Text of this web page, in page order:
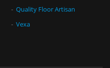
Quality Floor Artisan
Vexa